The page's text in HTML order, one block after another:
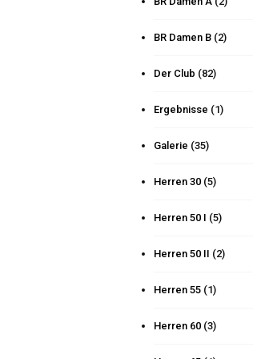
BR Damen B (2)
Der Club (82)
Ergebnisse (1)
Galerie (35)
Herren 30 (5)
Herren 50 I (5)
Herren 50 II (2)
Herren 55 (1)
Herren 60 (3)